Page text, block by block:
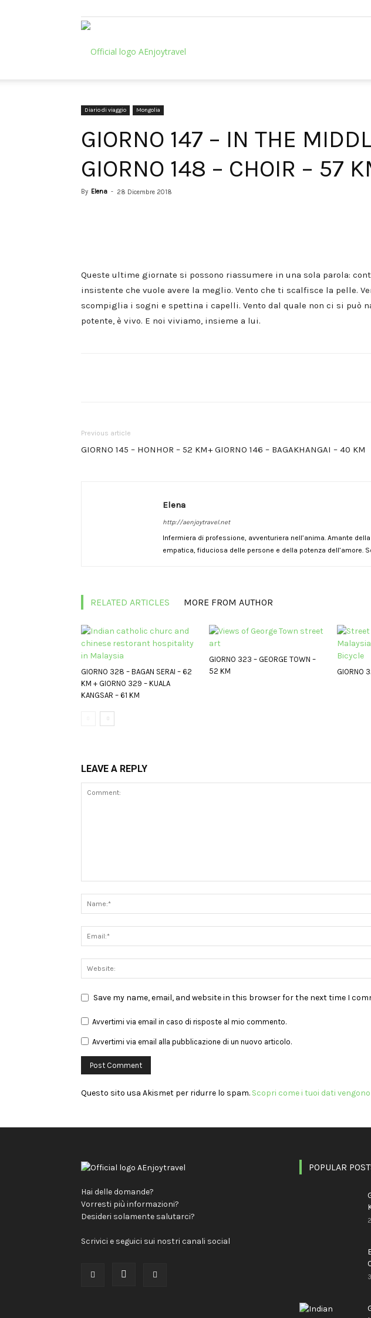
Diario di viaggio Mongolia
GIORNO 147 – IN THE
GIORNO 148 – CHOIR – 57
By Elena - 28 Dicembre 2018
Queste ultime giornate si possono riassumere in una sola parola:
insistente che vuole avere la meglio. Vento che ti scalfisce la pelle.
scompiglia i sogni e spettina i capelli. Vento dal quale non ci si può
potente, è vivo. E noi viviamo, insieme a lui.
Previous article
GIORNO 145 – HONHOR – 52 KM+ GIORNO 146 – BAGAKHANGAI – 40 KM
Elena
http://aenjoytravel.net
Infermiera di professione, avventuriera nell’anima. Amante
empatica, fiduciosa delle persone e della potenza dell’amore.
RELATED ARTICLES MORE FROM AUTHOR
GIORNO 328 – BAGAN SERAI – 62
KM + GIORNO 329 – KUALA
KANGSAR – 61 KM
GIORNO 323 – GEORGE TOWN –
52 KM
GIORNO
LEAVE A REPLY
Save my name, email, and website in this browser for the next time I
Avvertimi via email in caso di risposte al mio commento.
Avvertimi via email alla pubblicazione di un nuovo articolo.
Questo sito usa Akismet per ridurre lo spam. Scopri come i tuoi dati
Hai delle domande?
Vorresti più informazioni?
Desideri solamente salutarci?
Scrivici e seguici sui nostri canali social
POPULAR